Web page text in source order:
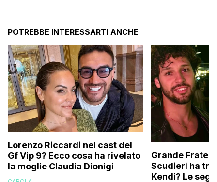
POTREBBE INTERESSARTI ANCHE
Lorenzo Riccardi nel cast del
Gf Vip 9? Ecco cosa ha rivelato
la moglie Claudia Dionigi
Grande
Scudieri ha
Kendi? Le